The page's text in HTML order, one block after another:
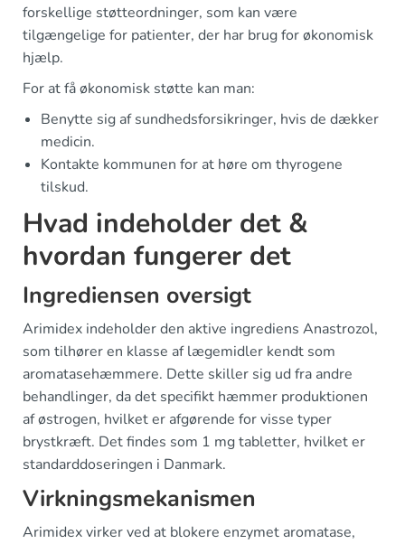
forskellige støtteordninger, som kan være
tilgængelige for patienter, der har brug for økonomisk
hjælp.
For at få økonomisk støtte kan man:
Benytte sig af sundhedsforsikringer, hvis de dækker
medicin.
Kontakte kommunen for at høre om thyrogene
tilskud.
Hvad indeholder det &
hvordan fungerer det
Ingrediensen oversigt
Arimidex indeholder den aktive ingrediens Anastrozol,
som tilhører en klasse af lægemidler kendt som
aromatasehæmmere. Dette skiller sig ud fra andre
behandlinger, da det specifikt hæmmer produktionen
af østrogen, hvilket er afgørende for visse typer
brystkræft. Det findes som 1 mg tabletter, hvilket er
standarddoseringen i Danmark.
Virkningsmekanismen
Arimidex virker ved at blokere enzymet aromatase,